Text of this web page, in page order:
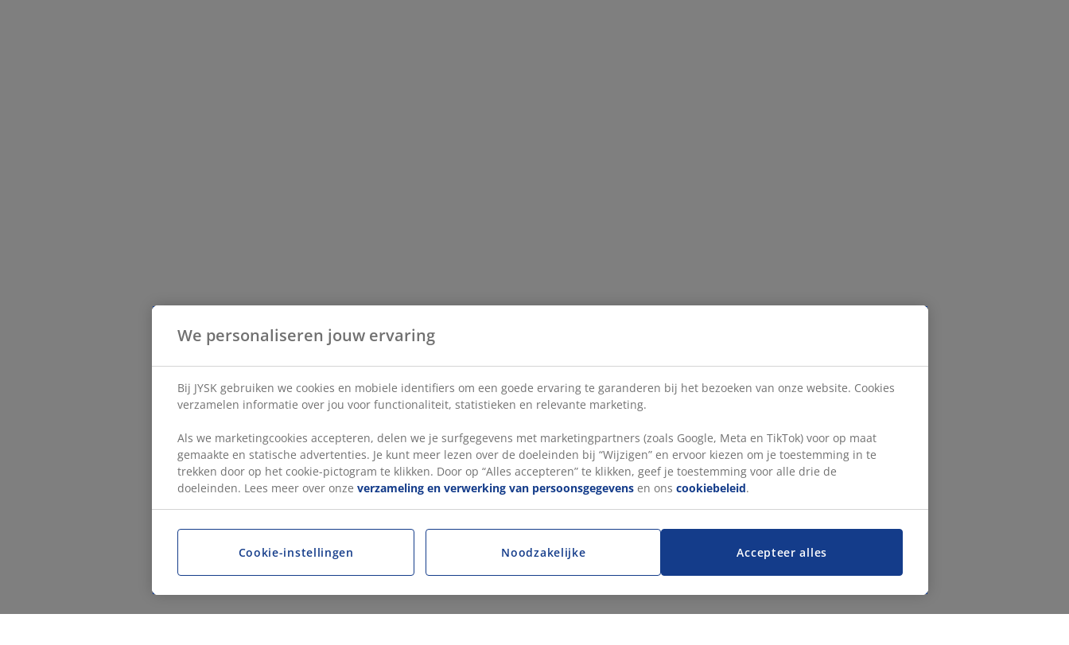
We personaliseren jouw ervaring
Bij JYSK gebruiken we cookies en mobiele identifiers om een goede ervaring te garanderen bij het bezoeken van onze website. Cookies
verzamelen informatie over jou voor functionaliteit, statistieken en relevante marketing.
Als we marketingcookies accepteren, delen we je surfgegevens met marketingpartners (zoals Google, Meta en TikTok) voor op maat
gemaakte en statische advertenties. Je kunt meer lezen over de doeleinden bij “Wijzigen” en ervoor kiezen om je toestemming in te
trekken door op het cookie-pictogram te klikken. Door op “Alles accepteren” te klikken, geef je toestemming voor alle drie de
doeleinden. Lees meer over onze verzameling en verwerking van persoonsgegevens en ons cookiebeleid.
Accepteer alles
Cookie-instellingen Noodzakelijke